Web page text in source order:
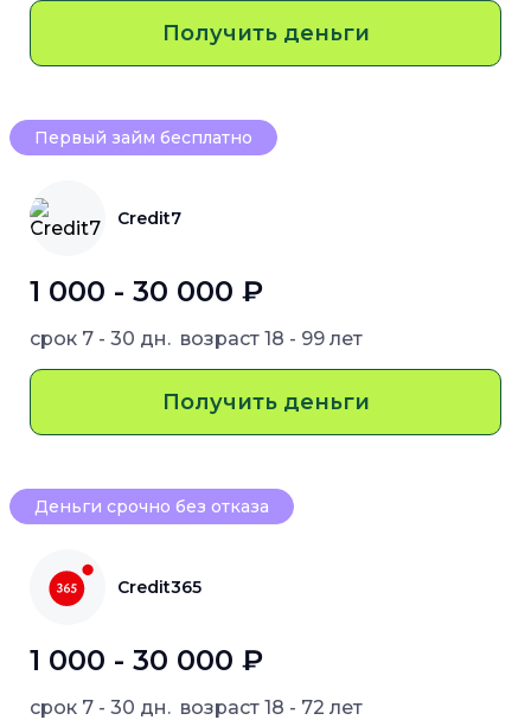
Получить деньги
Первый займ бесплатно
Credit7
1 000 - 30 000 ₽
срок 7 - 30 дн. возраст 18 - 99 лет
Получить деньги
Деньги срочно без отказа
Credit365
1 000 - 30 000 ₽
срок 7 - 30 дн. возраст 18 - 72 лет